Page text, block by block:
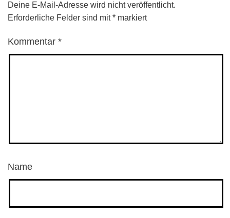
Deine E-Mail-Adresse wird nicht veröffentlicht.
Erforderliche Felder sind mit* markiert
Kommentar *
Name